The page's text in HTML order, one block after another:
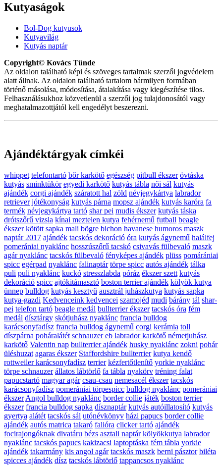
Kutyaságok
Bol-Dog kutyusok
Kutyavilág
Kutyás naptár
Copyright© Kovács Tünde
Az oldalon található képi és szöveges tartalmak szerzői jogvédelem
alatt állnak. Az oldalon található tartalom bármilyen formában
történő másolása, módosítása, átalakítása vagy kiegészítése tilos.
Felhasználásukhoz közvetlenül a szerzői jog tulajdonosától vagy
meghatalmazottjától kell engedélyt beszerezni.
Ajándéktárgyak címkéi
whippet telefontartó bőr karkötő egészség pitbull ékszer övtáska
kutyás sminktükör egyedi karkötő kutyás tábla női sál kutyás
ajándék corgi ajándék száratott hal zöld névjegykártya labrador
retriever jótékonyság kutyás párna mopsz ajándék kutyás karóra fa
termék névjegykártya tartó shar pei mudis ékszer kutyás táska
drótszőrű vizsla kínai meztelen kutya fehérnemű futball beagle
ékszer kötött sapka mali bögre bichon havanese humoros maszk
naptár 2017 ajándék tacskós dekoráció óra kutyás ágynemű halálfej
pomerániai nyaklánc hosszúszőrű tacskó csivavás fülbevaló maszk
agár nyaklánc tacskós fülbevaló fényképes ajándék plüss pomárániai
spicc egérpad nyaklánc falinaptár törpe spicc autós ajándék tálka
puli puli nyaklánc kuckó stresszlabda póráz ékszer szett kutyás
dekoráció spicc ajtókitámasztó boston terrier ajándék kölyök kutya
ünnep bulldog kutyás kesztyű ausztrál juhászkutya kutyás sapka
kutya-gazdi Kedvenceink kedvencei szamojéd mudi bárány tál shar-
pei telefon tartó beagle medál bullterrier ékszer tacskós óra fém
medál dísztárgy skótjuhász nyaklánc francia bulldog
karácsonyfadísz francia bulldog ágynemű corgi kerámia toll
díszpárna poháralátét schnauzer eb labrador karkötő németjuhász
karkötő Valentin nap bullterrier ajándék husky nyaklánc zokni pohár
üléshuzat agaras ékszer Staffordshire bullterrier kutya kendő
rottweiler karácsonyfadísz terrier kézfertőtlenítő yorkie nyaklánc
törpe schnauzer állatos lábtörlő fa tábla nyakörv tréning falat
papucstartó magyar agár csau-csau nemesacél ékszer tacskós
karácsonyfadísz pomerániai törpespicc bulldog nyaklánc pomerániai
ékszer Angol bulldog nyaklánc border collie játék boston terrier
ékszer francia bulldog sapka dísznaptár kutyás autóillatosító kutyás
gyertya alátét tacskós sál utónévkönyv házi papucs border collie
ajándék autós matrica takaró falióra clicker tartó ajándék
focirajongóknak divatáru bézs asztali naptár kölyökkutya labrador
nyaklánc tacskós papucs kakizacsi laptoptáska fém tábla yorkie
ajándék takarmány kis angol agár tacskós maszk berni pásztor biléta
spicces ajándék dísz tacskós lábtörlő tappancsos nyaklánc